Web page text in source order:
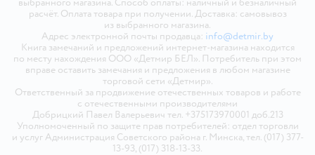
расчёт. Оплата товара при получении. Доставка: самовывоз
из выбранного магазина.
Адрес электронной почты продавца: info@detmir.by
Книга замечаний и предложений интернет-магазина находится
по месту нахождения ООО «Детмир БЕЛ». Потребитель при этом
вправе оставить замечания и предложения в любом магазине
торговой сети «Детмир».
Ответственный за продвижение отечественных товаров и работе
с отечественными производителями
Добрицкий Павел Валерьевич тел. +375173970001 доб.213
Уполномоченный по защите прав потребителей: отдел торговли
и услуг Администрация Советского района г. Минска, тел. (017) 377-
13-93, (017) 318-13-33.